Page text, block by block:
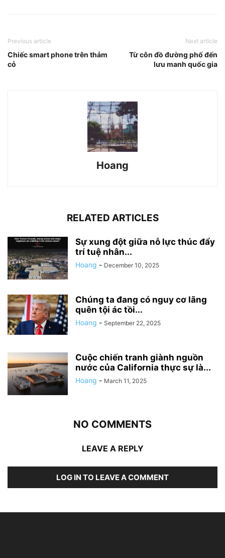
Previous article
Chiếc smart phone trên thảm
cỏ
Next article
Từ côn đồ đường phố đến
lưu manh quốc gia
Hoang
RELATED ARTICLES
Sự xung đột giữa nỗ lực thúc đẩy
trí tuệ nhân...
Hoang - December 10, 2025
Chúng ta đang có nguy cơ lãng
quên tội ác tồi...
Hoang - September 22, 2025
Cuộc chiến tranh giành nguồn
nước của California thực sự là...
Hoang - March 11, 2025
NO COMMENTS
LEAVE A REPLY
LOG IN TO LEAVE A COMMENT